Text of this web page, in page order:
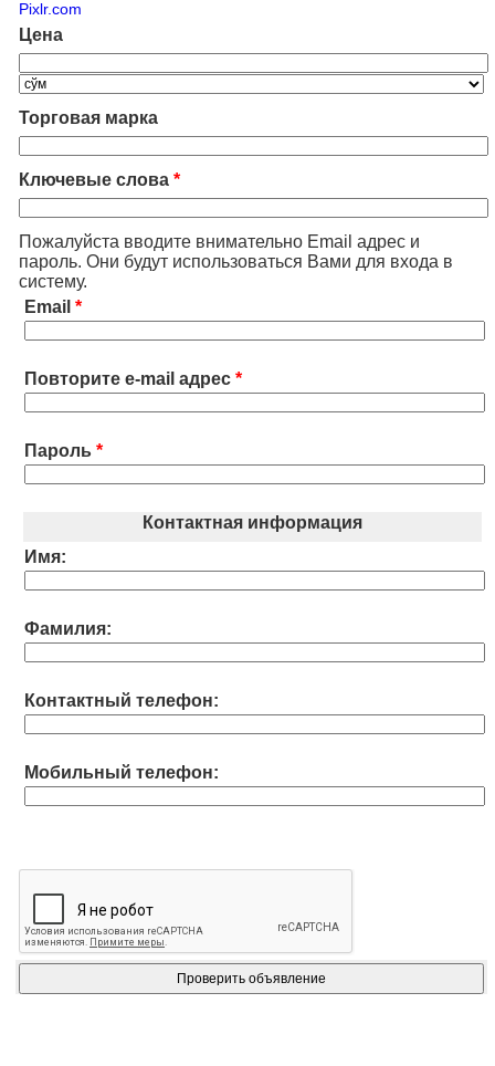
Pixlr.com
Цена
Торговая марка
Ключевые слова *
Пожалуйста вводите внимательно Email адрес и
пароль. Они будут использоваться Вами для входа в
систему.
Email *
Повторите e-mail адрес *
Пароль *
Контактная информация
Имя:
Фамилия:
Контактный телефон:
Мобильный телефон: